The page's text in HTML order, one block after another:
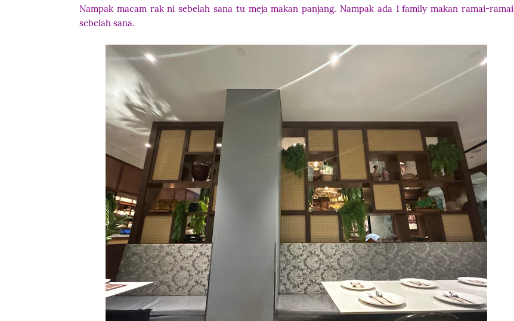
Nampak macam rak ni sebelah sana tu meja makan panjang. Nampak ada 1 family makan ramai-ramai
sebelah sana.